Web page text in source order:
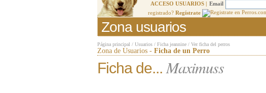
ACCESO USUARIOS | Email
registrado? Regístrate
Zona usuarios
Página principal / Usuarios / Ficha jeannine / Ver ficha del perros
Zona de Usuarios - Ficha de un Perro
Ficha de... Maximuss